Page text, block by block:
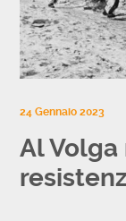
24 Gennaio 2023
Al Volga